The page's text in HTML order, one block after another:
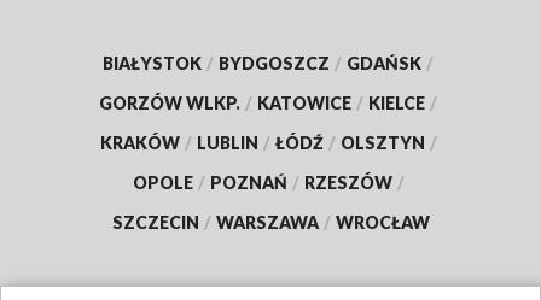
BIAŁYSTOK / BYDGOSZCZ / GDAŃSK /
GORZÓW WLKP. / KATOWICE / KIELCE /
KRAKÓW / LUBLIN / ŁÓDŹ / OLSZTYN /
OPOLE / POZNAŃ / RZESZÓW /
SZCZECIN / WARSZAWA / WROCŁAW